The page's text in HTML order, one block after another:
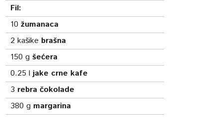
Fil:
10 žumanaca
2 kašike brašna
150 gšećera
0.25 l jake crne kafe
3 rebra čokolade
380 g margarina